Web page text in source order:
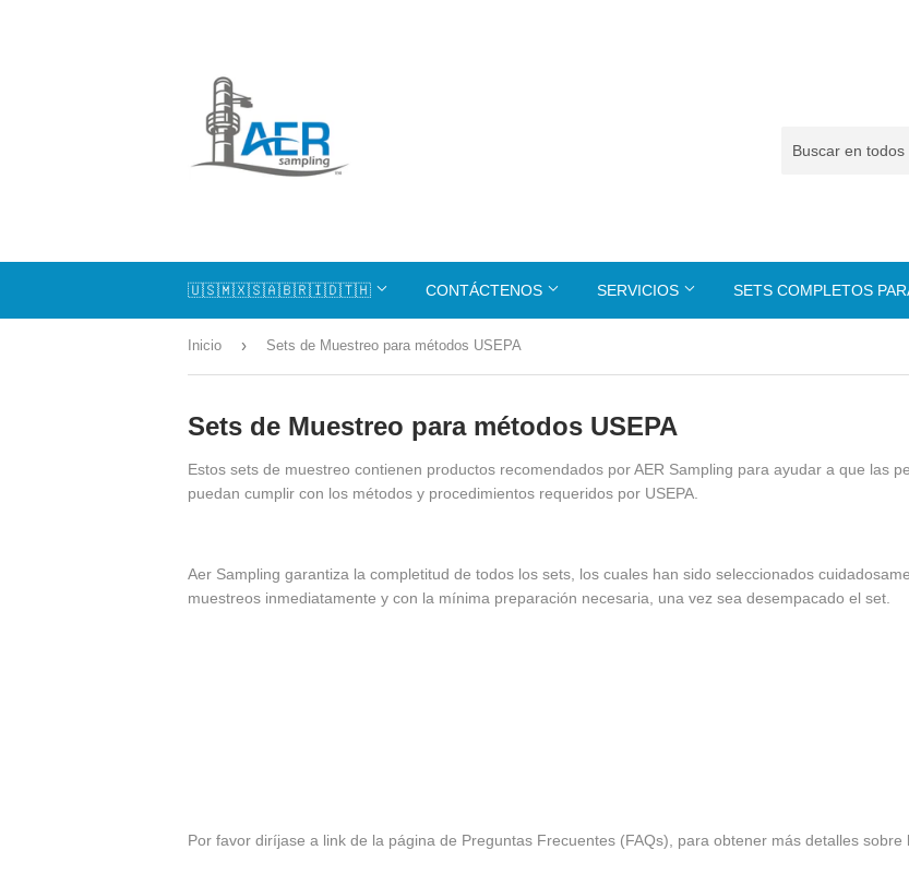
🇺🇸🇲🇽🇸🇦🇧🇷🇮🇩🇹🇭 CONTÁCTENOS SERVICIOS SETS COMPLETOS
Inicio › Sets de Muestreo para métodos USEPA
Sets de Muestreo para métodos USEPA
Estos sets de muestreo contienen productos recomendados por AER Sampling para ayudar a que las
puedan cumplir con los métodos y procedimientos requeridos por USEPA.
Aer Sampling garantiza la completitud de todos los sets, los cuales han sido seleccionados
muestreos inmediatamente y con la mínima preparación necesaria, una vez sea desempacado el set.
Por favor diríjase a link de la página de Preguntas Frecuentes (FAQs), para obtener más detalles sobre